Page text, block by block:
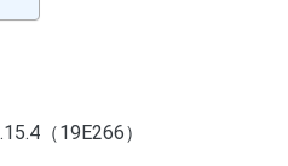
（19E266）